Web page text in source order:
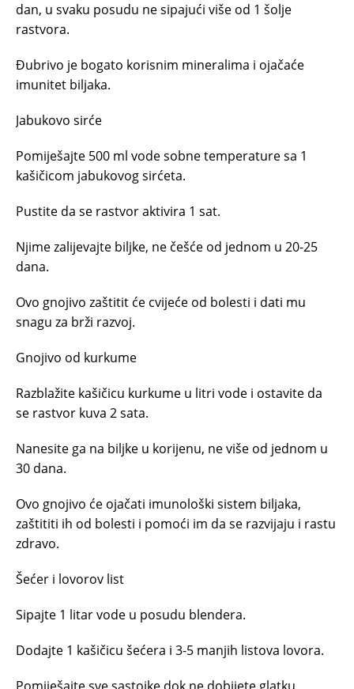
dan, u svaku posudu ne sipajući više od 1 šolje
rastvora.
Đubrivo je bogato korisnim mineralima i ojačaće
imunitet biljaka.
Jabukovo sirće
Pomiješajte 500 ml vode sobne temperature sa 1
kašičicom jabukovog sirćeta.
Pustite da se rastvor aktivira 1 sat.
Njime zalijevajte biljke, ne češće od jednom u 20-25
dana.
Ovo gnojivo zaštitit će cvijeće od bolesti i dati mu
snagu za brži razvoj.
Gnojivo od kurkume
Razblažite kašičicu kurkume u litri vode i ostavite da
se rastvor kuva 2 sata.
Nanesite ga na biljke u korijenu, ne više od jednom u
30 dana.
Ovo gnojivo će ojačati imunološki sistem biljaka,
zaštititi ih od bolesti i pomoći im da se razvijaju i rastu
zdravo.
Šećer i lovorov list
Sipajte 1 litar vode u posudu blendera.
Dodajte 1 kašičicu šećera i 3-5 manjih listova lovora.